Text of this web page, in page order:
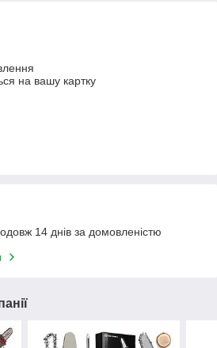
на вашу картку
14 днів за домовленістю